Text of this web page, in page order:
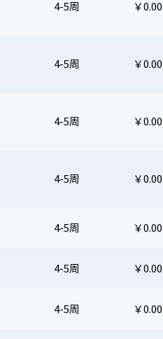
4-5周 ￥0.00
4-5周 ￥0.00
4-5周 ￥0.00
4-5周 ￥0.00
4-5周 ￥0.00
4-5周 ￥0.00
4-5周 ￥0.00